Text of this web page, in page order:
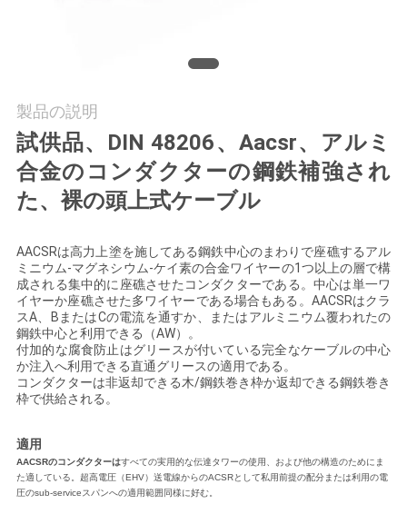
絡
し
な
さ
い
ニ
ュ
ー
ス
引
製品の説明
試供品、DIN 48206、Aacsr、アルミ
合金のコンダクターの鋼鉄補強され
た、裸の頭上式ケーブル
AACSRは高力上塗を施してある鋼鉄中心のまわりで座礁するアル
ミニウム-マグネシウム-ケイ素の合金ワイヤーの1つ以上の層で構
成される集中的に座礁させたコンダクターである。中心は単一ワ
イヤーか座礁させた多ワイヤーである場合もある。AACSRはクラ
スA、BまたはCの電流を通すか、またはアルミニウム覆われたの
鋼鉄中心と利用できる（AW）。
付加的な腐食防止はグリースが付いている完全なケーブルの中心
か注入へ利用できる直通グリースの適用である。
コンダクターは非返却できる木/鋼鉄巻き枠か返却できる鋼鉄巻き
枠で供給される。
適用
AACSRのコンダクターはすべての実用的な伝達タワーの使用、および他の構造のためにま
た適している。超高電圧（EHV）送電線からのACSRとして私用前提の配分または利用の電
圧のsub-serviceスパンへの適用範囲同様に好む。